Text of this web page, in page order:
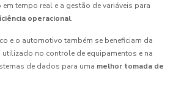
tempo real e a gestão de variáveis para
operacional.
e o automotivo também se beneficiam da
no controle de equipamentos e na
de dados para uma melhor tomada de